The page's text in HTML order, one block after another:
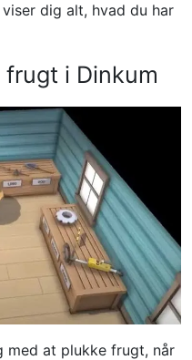
dig alt, hvad du har
i Dinkum
at plukke frugt, når